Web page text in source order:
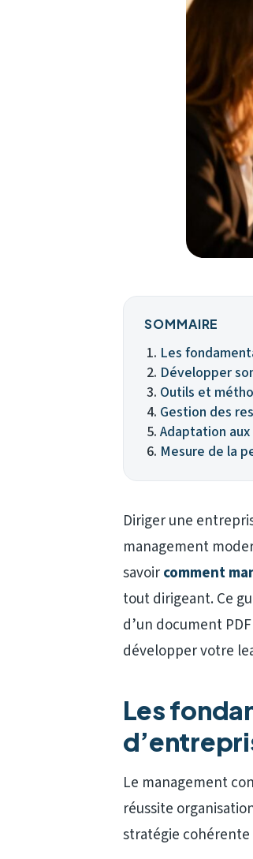
SOMMAIRE
Les
Développer
Outils et
Gestion des
Adaptation
Mesure de la
Diriger une
management
savoircomment
tout dirigeant. Ce
d’un document
développer votre
Les
Le management
réussite
stratégie